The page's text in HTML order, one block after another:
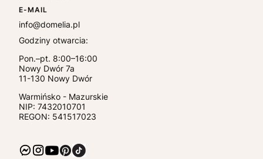
E-MAIL
info@domelia.pl
Godziny otwarcia:
Pon.–pt. 8:00–16:00
Nowy Dwór 7a
11-130 Nowy Dwór
Warmińsko - Mazurskie
NIP: 7432010701
REGON: 541517023